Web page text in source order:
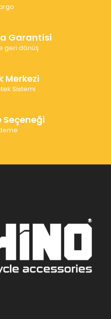
Garantisi
geri dönüş
Merkezi
Sistemi
Seçeneği